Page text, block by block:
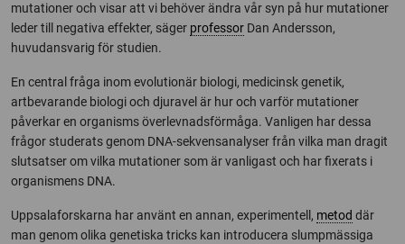
mutationer och visar att vi behöver ändra vår syn på hur mutationer
leder till negativa effekter, säger professor Dan Andersson,
huvudansvarig för studien.
En central fråga inom evolutionär biologi, medicinsk genetik,
artbevarande biologi och djuravel är hur och varför mutationer
påverkar en organisms överlevnadsförmåga. Vanligen har dessa
frågor studerats genom DNA-sekvensanalyser från vilka man dragit
slutsatser om vilka mutationer som är vanligast och har fixerats i
organismens DNA.
Uppsalaforskarna har använt en annan, experimentell, metod där
man genom olika genetiska tricks kan introducera slumpmässiga